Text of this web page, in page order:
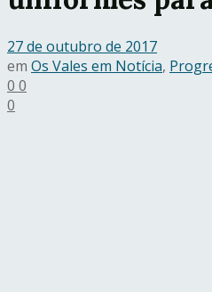
27 de outubro de 2017
em Os Vales em Notícia,
0 0
0